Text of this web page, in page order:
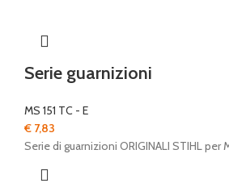
Serie guarnizioni
MS 151 TC - E
€ 7,83
Serie di guarnizioni ORIGINALI STIHL per